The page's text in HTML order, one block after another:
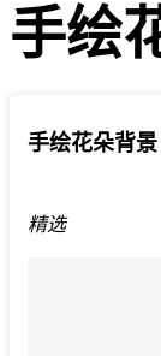
手绘
手绘花朵背景
精选